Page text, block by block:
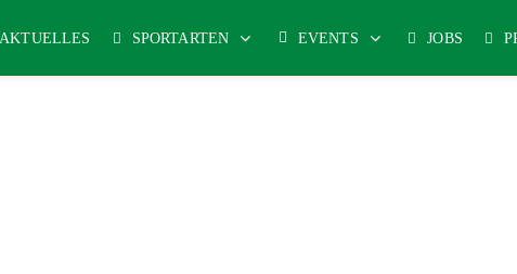
AKTUELLES SPORTARTEN EVENTS JOBS